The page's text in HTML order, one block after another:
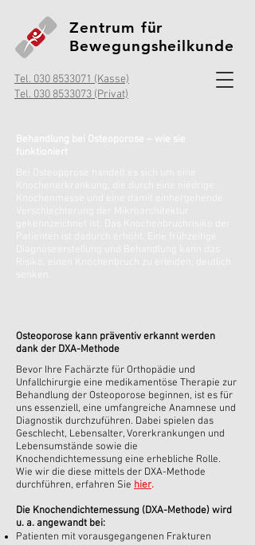
Tel. 030 8533071 (Kasse)
Tel. 030 8533073 (Privat)
Zentrum für
Bewegungsheilkunde
Behandlung bei Osteoporose – wie sie
funktioniert
Osteoporose kann präventiv erkannt werden
dank der DXA-Methode
Bevor Ihre Fachärzte für Orthopädie und
Unfallchirurgie eine medikamentöse Therapie zur
Behandlung der Osteoporose beginnen, ist es für
uns essenziell, eine umfangreiche Anamnese und
Diagnostik durchzuführen. Dabei spielen das
Geschlecht, Lebensalter, Vorerkrankungen und
Lebensumstände sowie die
Knochendichtemessung eine erhebliche Rolle.
Wie wir die diese mittels der DXA-Methode
durchführen, erfahren Sie hier.
Die Knochendichtemessung (DXA-Methode) wird
u. a. angewandt bei:
Patienten mit vorausgegangenen Frakturen